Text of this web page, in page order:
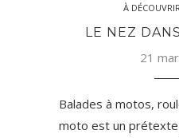
À
LE NEZ
21
Balades à motos,
moto est un prétexte